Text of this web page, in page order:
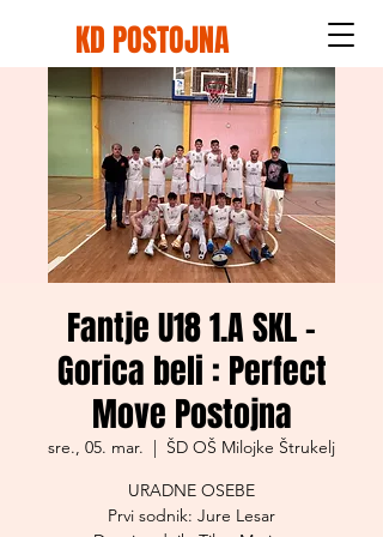
KD POSTOJNA
Fantje U18 1.A SKL -
Gorica beli : Perfect
Move Postojna
sre., 05. mar.
  |
ŠD OŠ Milojke Štrukelj
URADNE OSEBE
Prvi sodnik: Jure Lesar